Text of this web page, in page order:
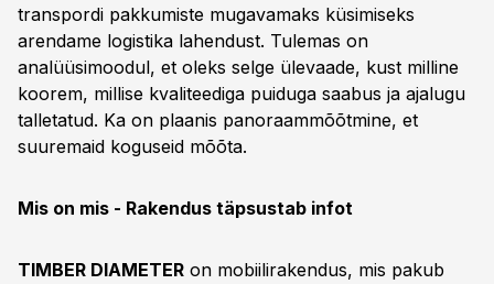
transpordi pakkumiste mugavamaks küsimiseks
arendame logistika lahendust. Tulemas on
analüüsimoodul, et oleks selge ülevaade, kust milline
koorem, millise kvaliteediga puiduga saabus ja ajalugu
talletatud. Ka on plaanis panoraammõõtmine, et
suuremaid koguseid mõõta.
Mis on mis - Rakendus täpsustab infot
TIMBER DIAMETER on mobiilirakendus, mis pakub